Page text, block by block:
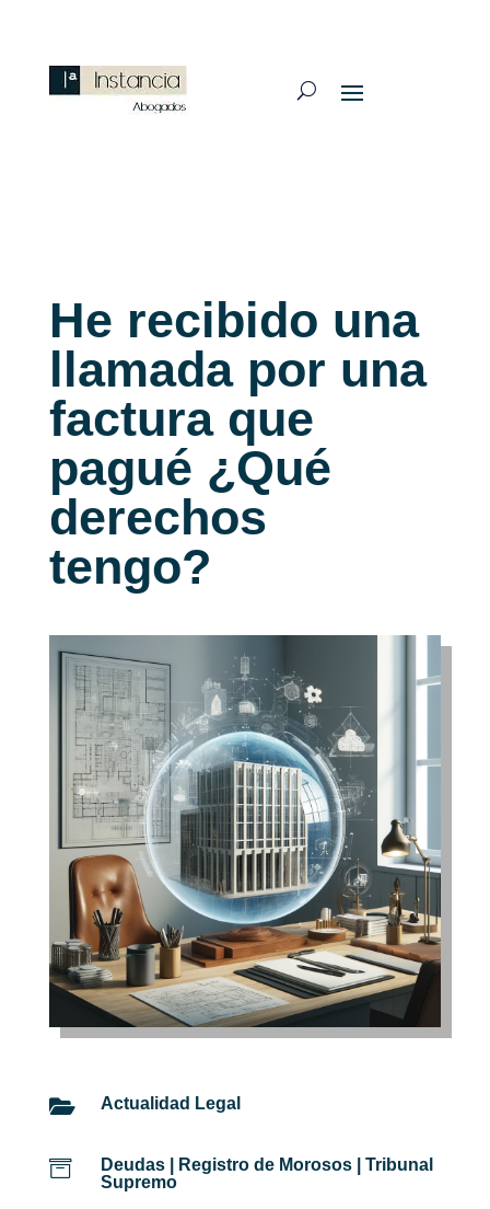
He recibido una
llamada por una
factura que
pagué ¿Qué
derechos
tengo?
 Actualidad Legal
 Deudas| Registro de Morosos| Tribunal
Supremo